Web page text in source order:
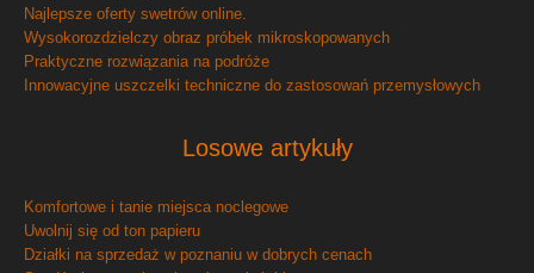
Najlepsze oferty swetrów online.
Wysokorozdzielczy obraz próbek mikroskopowanych
Praktyczne rozwiązania na podróże
Innowacyjne uszczelki techniczne do zastosowań przemysłowych
Losowe artykuły
Komfortowe i tanie miejsca noclegowe
Uwolnij się od ton papieru
Działki na sprzedaż w poznaniu w dobrych cenach